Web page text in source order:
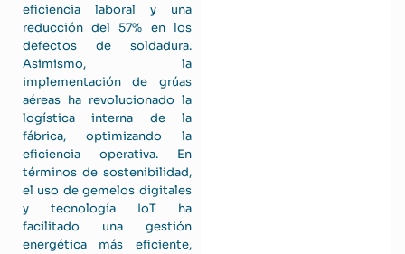
eficiencia laboral y una
reducción del 57% en los
defectos de soldadura.
Asimismo, la
implementación de grúas
aéreas ha revolucionado la
logística interna de la
fábrica, optimizando la
eficiencia operativa. En
términos de sostenibilidad,
el uso de gemelos digitales
y tecnología IoT ha
facilitado una gestión
energética más eficiente,